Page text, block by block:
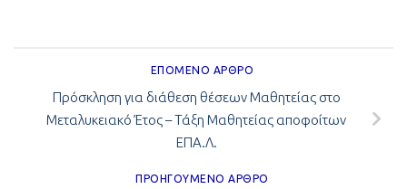
ΕΠΌΜΕΝΟ ΆΡΘΡΟ
Πρόσκληση για διάθεση θέσεων Μαθητείας στο
Μεταλυκειακό Έτος – Τάξη Μαθητείας αποφοίτων
ΕΠΑ.Λ.
ΠΡΟΗΓΟΎΜΕΝΟ ΆΡΘΡΟ